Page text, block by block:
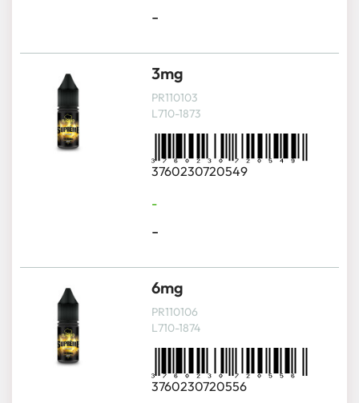
-
3mg
PR110103
L710-1873
3760230720549
-
-
6mg
PR110106
L710-1874
3760230720556